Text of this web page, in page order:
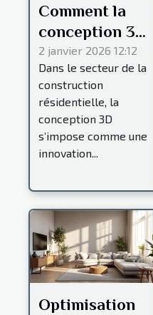
Comment la
conception 3D
transforme-t-
elle les projets
de
construction
résidentielle ?
2 janvier 2026 12:12
Dans le secteur de la
construction
résidentielle, la
conception 3D
s’impose comme une
innovation...
Optimisation